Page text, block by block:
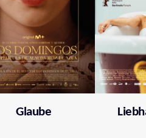
Glaube